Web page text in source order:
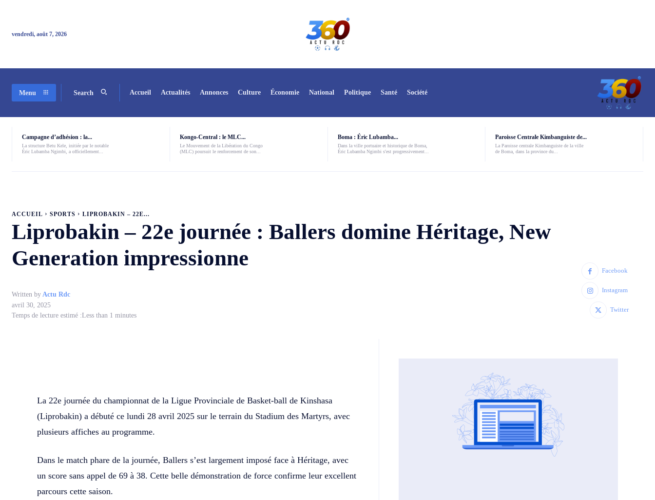
vendredi, août 7, 2026
Menu Search Accueil Actualités Annonces Culture Économie National Politique Santé Société
Campagne d’adhésion : la...
La structure Betu Kele, initiée par le notable
Éric Lubamba Ngimbi, a officiellement...
Kongo-Central : le MLC...
Le Mouvement de la Libération du Congo
(MLC) poursuit le renforcement de son...
Boma : Éric Lubamba...
Dans la ville portuaire et historique de Boma,
Éric Lubamba Ngimbi s'est progressivement...
Paroisse Centrale Kimbanguiste de...
La Paroisse centrale Kimbanguiste de la ville
de Boma, dans la province du...
ACCUEIL SPORTS LIPROBAKIN – 22E...
Liprobakin – 22e journée : Ballers domine Héritage, New
Generation impressionne
Written by Actu Rdc
avril 30, 2025
Temps de lecture estimé :Less than 1 minutes
Facebook
Instagram
Twitter
La 22e journée du championnat de la Ligue Provinciale de Basket-ball de Kinshasa
(Liprobakin) a débuté ce lundi 28 avril 2025 sur le terrain du Stadium des Martyrs, avec
plusieurs affiches au programme.
Dans le match phare de la journée, Ballers s’est largement imposé face à Héritage, avec
un score sans appel de 69 à 38. Cette belle démonstration de force confirme leur excellent
parcours cette saison.